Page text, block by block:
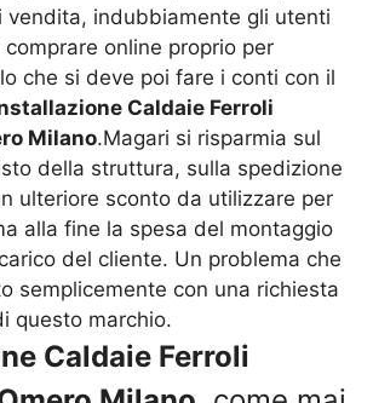
vendita, indubbiamente gli utenti
online proprio per
che si deve poi fare i conti con il
Caldaie Ferroli
Milano.Magari si risparmia sul
della struttura, sulla spedizione
ulteriore sconto da utilizzare per
alla fine la spesa del montaggio
del cliente. Un problema che
semplicemente con una richiesta
questo marchio.
Caldaie Ferroli